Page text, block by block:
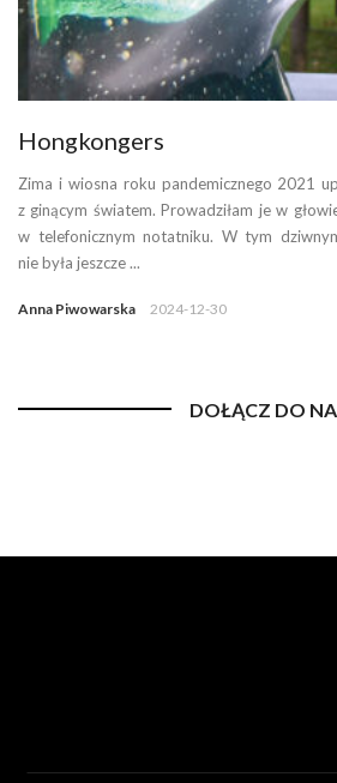
Hongkongers
Zima i wiosna roku pandemicznego 2021
z ginącym światem. Prowadziłam je w
w telefonicznym notatniku. W tym
nie była jeszcze ...
Anna Piwowarska 2024-12-30
DOŁĄCZ DO